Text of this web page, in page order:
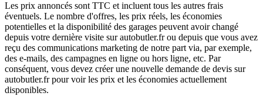
Les prix annoncés sont TTC et incluent tous les autres frais
éventuels. Le nombre d'offres, les prix réels, les économies
potentielles et la disponibilité des garages peuvent avoir changé
depuis votre dernière visite sur autobutler.fr ou depuis que vous avez
reçu des communications marketing de notre part via, par exemple,
des e-mails, des campagnes en ligne ou hors ligne, etc. Par
conséquent, vous devez créer une nouvelle demande de devis sur
autobutler.fr pour voir les prix et les économies actuellement
disponibles.